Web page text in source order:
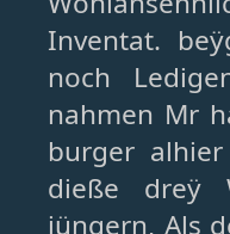
Inventat.
noch
nahmen Mr
burger
dieße dreÿ
jüngern, Als